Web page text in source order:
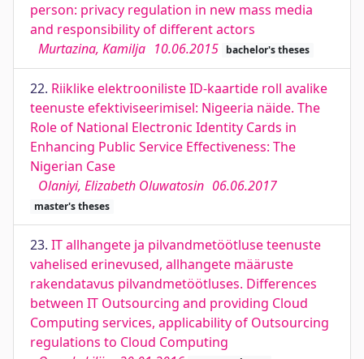
person: privacy regulation in new mass media
and responsibility of different actors
Murtazina, Kamilja 10.06.2015 bachelor's theses
22. Riiklike elektrooniliste ID-kaartide roll avalike
teenuste efektiviseerimisel: Nigeeria näide. The
Role of National Electronic Identity Cards in
Enhancing Public Service Effectiveness: The
Nigerian Case
Olaniyi, Elizabeth Oluwatosin 06.06.2017
master's theses
23. IT allhangete ja pilvandmetöötluse teenuste
vahelised erinevused, allhangete määruste
rakendatavus pilvandmetöötluses. Differences
between IT Outsourcing and providing Cloud
Computing services, applicability of Outsourcing
regulations to Cloud Computing